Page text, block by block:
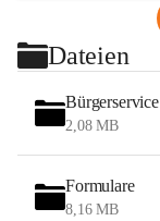
Dateien
Bürgerservice
2,08 MB
Formulare
8,16 MB